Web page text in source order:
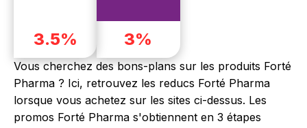
3.5% 3%
Vous cherchez des bons-plans sur les produits Forté
Pharma ? Ici, retrouvez les reducs Forté Pharma
lorsque vous achetez sur les sites ci-dessus. Les
promos Forté Pharma s'obtiennent en 3 étapes